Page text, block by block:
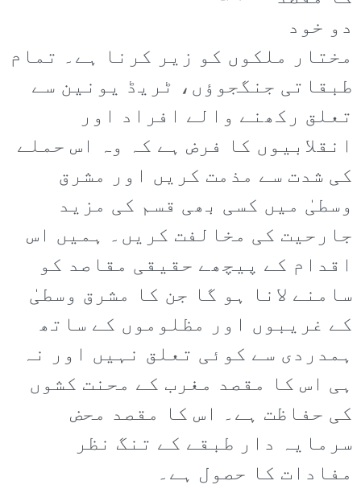
دو خود
مختار ملکوں کو زیر کرنا ہے۔ تمام
طبقاتی جنگجوؤں، ٹریڈ یونین سے
تعلق رکھنے والے افراد اور
انقلابیوں کا فرض ہے کہ وہ اس حملے
کی شدت سے مذمت کریں اور مشرق
وسطیٰ میں کسی بھی قسم کی مزید
جارحیت کی مخالفت کریں۔ ہمیں اس
اقدام کے پیچھے حقیقی مقاصد کو
سامنے لانا ہو گا جن کا مشرق وسطیٰ
کے غریبوں اور مظلوموں کے ساتھ
ہمدردی سے کوئی تعلق نہیں اور نہ
ہی اس کا مقصد مغرب کے محنت کشوں
کی حفاظت ہے۔ اس کا مقصد محض
سرمایہ دار طبقے کے تنگ نظر
مفادات کا حصول ہے۔